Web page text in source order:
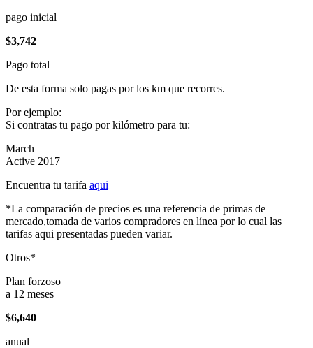
pago inicial
$3,742
Pago total
De esta forma solo pagas por los km que recorres.
Por ejemplo:
Si contratas tu pago por kilómetro para tu:
March
Active 2017
Encuentra tu tarifa aqui
*La comparación de precios es una referencia de primas de
mercado,tomada de varios compradores en línea por lo cual las
tarifas aqui presentadas pueden variar.
Otros*
Plan forzoso
a 12 meses
$6,640
anual